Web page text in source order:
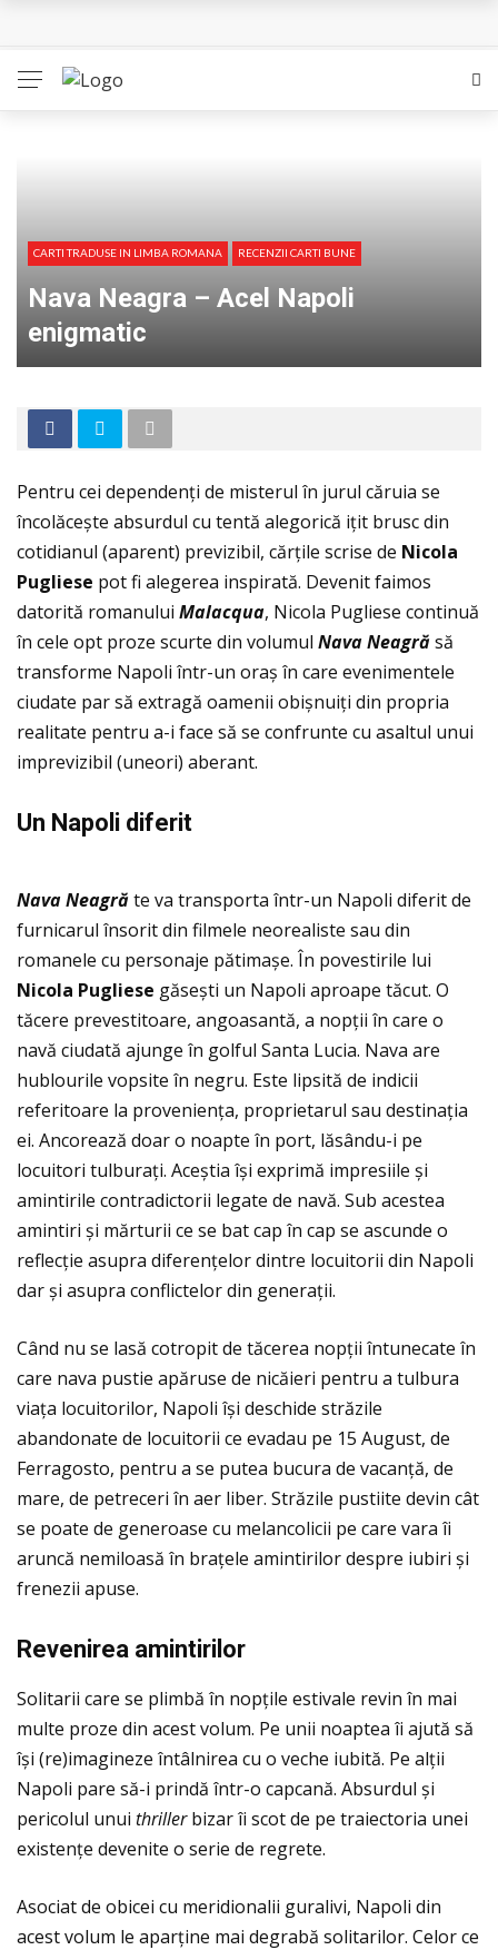
The Man Who Sold Air in the Holy Land – Generatia care
CARTI TRADUSE IN LIMBA ROMANA RECENZII CARTI BUNE
Nava Neagra – Acel Napoli
enigmatic
Pentru cei dependenţi de misterul în jurul căruia se
încolăcește absurdul cu tentă alegorică iţit brusc din
cotidianul (aparent) previzibil, cărţile scrise de Nicola
Pugliese pot fi alegerea inspirată. Devenit faimos
datorită romanului Malacqua, Nicola Pugliese continuă
în cele opt proze scurte din volumul Nava Neagrăsă
transforme Napoli într-un oraș în care evenimentele
ciudate par să extragă oamenii obișnuiţi din propria
realitate pentru a-i face să se confrunte cu asaltul unui
imprevizibil (uneori) aberant.
Un Napoli diferit
Nava Neagrăte va transporta într-un Napoli diferit de
furnicarul însorit din filmele neorealiste sau din
romanele cu personaje pătimașe. În povestirile lui
Nicola Pugliese găsești un Napoli aproape tăcut. O
tăcere prevestitoare, angoasantă, a nopţii în care o
navă ciudată ajunge în golful Santa Lucia. Nava are
hublourile vopsite în negru. Este lipsită de indicii
referitoare la provenienţa, proprietarul sau destinaţia
ei. Ancorează doar o noapte în port, lăsându-i pe
locuitori tulburaţi. Aceștia își exprimă impresiile și
amintirile contradictorii legate de navă. Sub acestea
amintiri și mărturii ce se bat cap în cap se ascunde o
reflecţie asupra diferenţelor dintre locuitorii din Napoli
dar și asupra conflictelor din generaţii.
Când nu se lasă cotropit de tăcerea nopţii întunecate în
care nava pustie apăruse de nicăieri pentru a tulbura
viaţa locuitorilor, Napoli își deschide străzile
abandonate de locuitorii ce evadau pe 15 August, de
Ferragosto, pentru a se putea bucura de vacanţă, de
mare, de petreceri în aer liber. Străzile pustiite devin cât
se poate de generoase cu melancolicii pe care vara îi
aruncă nemiloasă în braţele amintirilor despre iubiri și
frenezii apuse.
Revenirea amintirilor
Solitarii care se plimbă în nopţile estivale revin în mai
multe proze din acest volum. Pe unii noaptea îi ajută să
își (re)imagineze întâlnirea cu o veche iubită. Pe alţii
Napoli pare să-i prindă într-o capcană. Absurdul și
pericolul unui thrillerbizar îi scot de pe traiectoria unei
existenţe devenite o serie de regrete.
Asociat de obicei cu meridionalii guralivi, Napoli din
acest volum le aparţine mai degrabă solitarilor. Celor ce